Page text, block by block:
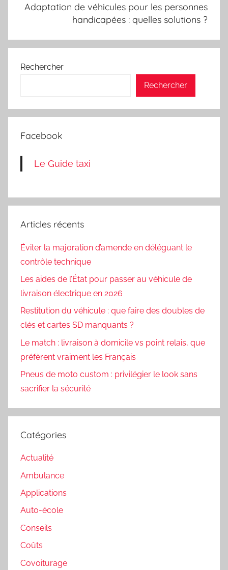
Adaptation de véhicules pour les personnes
handicapées : quelles solutions ?
Rechercher
Rechercher
Facebook
Le Guide taxi
Articles récents
Éviter la majoration d’amende en déléguant le
contrôle technique
Les aides de l’État pour passer au véhicule de
livraison électrique en 2026
Restitution du véhicule : que faire des doubles de
clés et cartes SD manquants ?
Le match : livraison à domicile vs point relais, que
préfèrent vraiment les Français
Pneus de moto custom : privilégier le look sans
sacrifier la sécurité
Catégories
Actualité
Ambulance
Applications
Auto-école
Conseils
Coûts
Covoiturage